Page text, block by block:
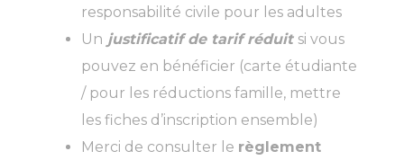
responsabilité civile pour les adultes
Un justificatif de tarif réduit si vous
pouvez en bénéficier (carte étudiante
/ pour les réductions famille, mettre
les fiches d’inscription ensemble)
Merci de consulter le règlement